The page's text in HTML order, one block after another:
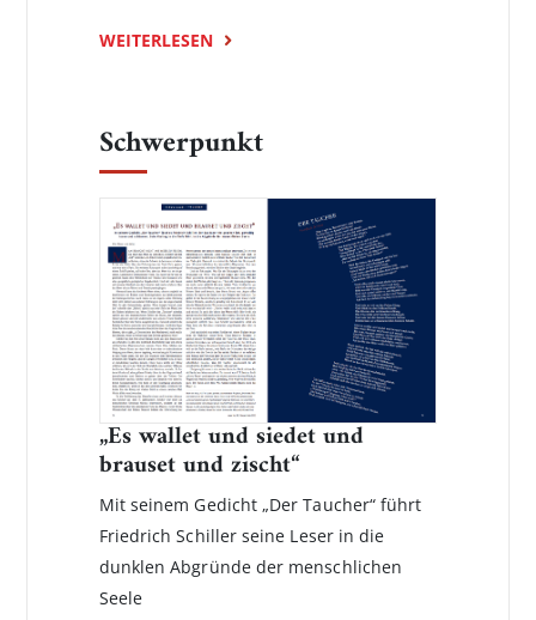
WEITERLESEN
Schwerpunkt
„Es wallet und siedet und
brauset und zischt“
Mit seinem Gedicht „Der Taucher“ führt
Friedrich Schiller seine Leser in die
dunklen Abgründe der menschlichen
Seele